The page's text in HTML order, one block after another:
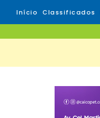
Início Classificados